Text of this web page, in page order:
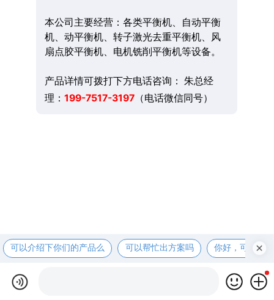
本公司主要经营：各类平衡机、自动平衡
机、动平衡机、转子激光去重平衡机、风
扇点胶平衡机、电机铣削平衡机等设备。
产品详情可拨打下方电话咨询： 朱总经
理： 199-7517-3197（电话微信同号）
可以介绍下你们的产品么 可以帮忙出方案吗 你好，可以先